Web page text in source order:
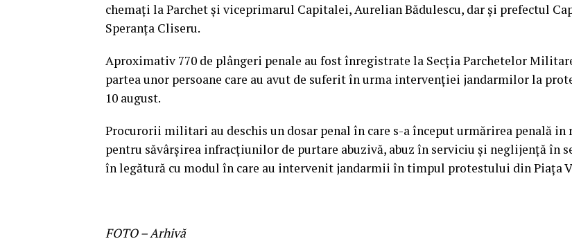
chemaţi la Parchet şi viceprimarul Capitalei, Aurelian Bădulescu, dar şi prefectul
Speranţa Cliseru.
Aproximativ 770 de plângeri penale au fost înregistrate la Secţia Parchetelor
partea unor persoane care au avut de suferit în urma intervenţiei jandarmilor la
10 august.
Procurorii militari au deschis un dosar penal în care s-a început urmărirea penală in
pentru săvârşirea infracţiunilor de purtare abuzivă, abuz în serviciu şi neglijenţă în
în legătură cu modul în care au intervenit jandarmii în timpul protestului din Piaţa
FOTO – Arhivă